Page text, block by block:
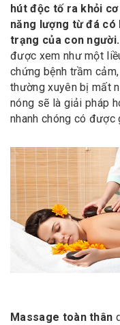
hút độc tố ra khỏi cơ
năng lượng từ đá có
trạng của con người.
được xem như một
chứng bệnh trầm
thường xuyên bị mất
nóng sẽ là giải pháp
nhanh chóng có được
Massage toàn thân